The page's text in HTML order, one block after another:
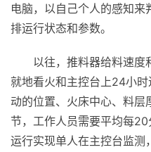
电脑，以自己个人的感知
排运行状态和参数。
以往，推料器给料速度
就地看火和主控台上24小
动的位置、火床中心、料层
节，工作人员需要平均每20
运行实现单人在主控台监测